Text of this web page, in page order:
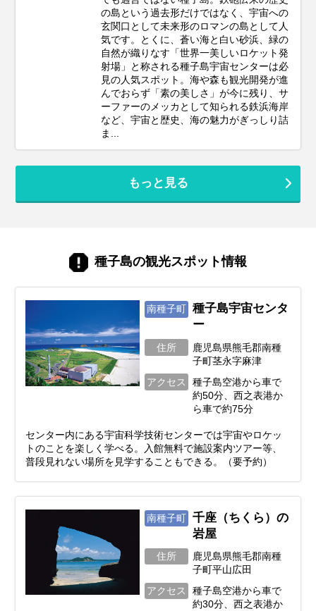
の島という過去形だけではなく、宇宙への
玄関口として未来形のロマンの島として人
気です。とくに、蒼い海と白い砂浜、緑の
自然が織りなす「世界一美しいロケット発
射場」と称される種子島宇宙センターは必
見の人気スポット。海や森も観光開発が進
んでおらず「素の美しさ」が今に残り、サ
ーファーのメッカとして知られる鉄浜海岸
など、宇宙と歴史、海の魅力がぎっしり詰
ま...
もっと見る
種子島の観光スポット情報
南種子町 種子島宇宙センタ
ー
住所
鹿児島県熊毛郡南種
子町茎永字麻津
アクセス
種子島空港から車で
約50分、西之表港か
ら車で約75分
センター内にある宇宙科学技術センターでは宇宙やロケッ
トのことを楽しく学べる。入館無料で施設案内ツアー等、
普段見れない場所を見学することもできる。（要予約）
南種子町 千座（ちくら）の
岩屋
住所
鹿児島県熊毛郡南種
子町平山広田
アクセス
種子島空港から車で
約30分、西之表港か